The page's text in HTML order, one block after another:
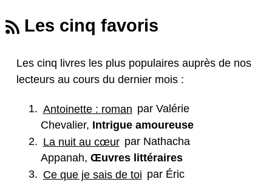
Les cinq favoris
Les cinq livres les plus populaires auprès de nos
lecteurs au cours du dernier mois :
Antoinette : roman par Valérie
Chevalier, Intrigue amoureuse
La nuit au cœur par Nathacha
Appanah, Œuvres littéraires
Ce que je sais de toi par Éric